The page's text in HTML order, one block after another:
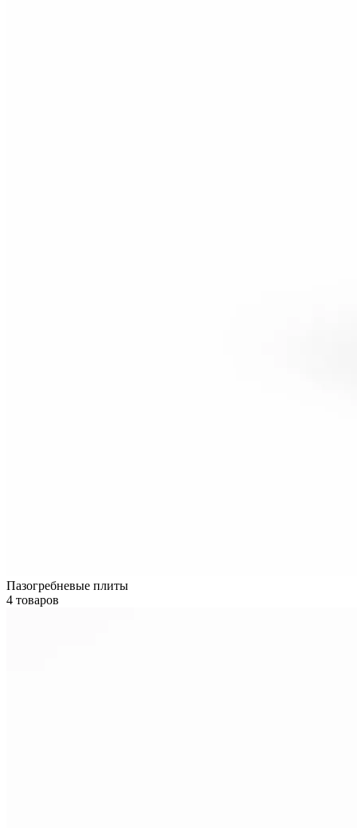
Пазогребневые плиты
4 товаров